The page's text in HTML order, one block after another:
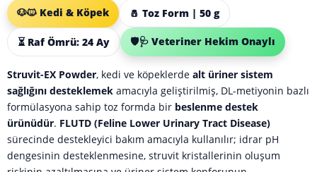
🐶🐱 Kedi & Köpek 🧂 Toz Form | 50 g
⏳ Raf Ömrü: 24 Ay 🛡️🩺 Veteriner Hekim Onaylı
Struvit-EX Powder, kedi ve köpeklerde alt üriner sistem
sağlığını desteklemek amacıyla geliştirilmiş, DL-metiyonin bazlı
formülasyona sahip toz formda bir beslenme destek
ürünüdür. FLUTD (Feline Lower Urinary Tract Disease)
sürecinde destekleyici bakım amacıyla kullanılır; idrar pH
dengesinin desteklenmesine, struvit kristallerinin oluşum